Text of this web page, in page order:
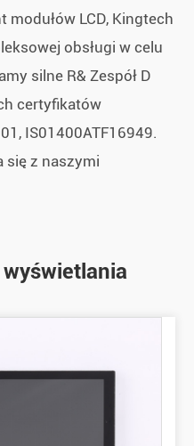
modułów LCD, Kingtech
obsługi w celu
silne R& Zespół D
certyfikatów
IS01400ATF16949.
się z naszymi
wyświetlania